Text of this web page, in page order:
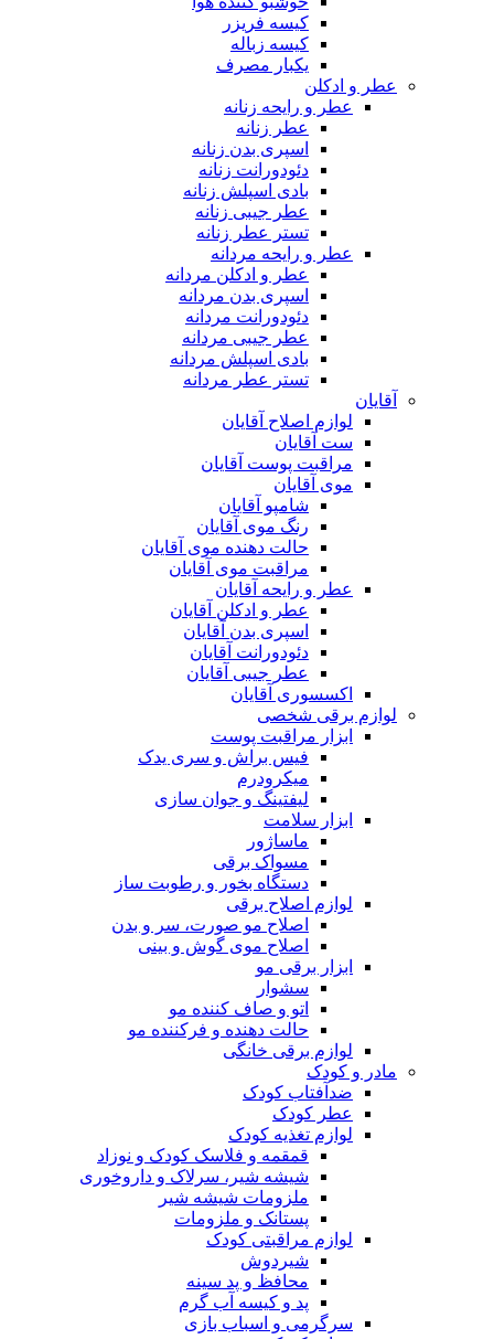
کیسه فریزر
کیسه زباله
یکبار مصرف
عطر و ادکلن
عطر و رایحه زنانه
عطر زنانه
اسپری بدن زنانه
دئودورانت زنانه
بادی اسپلش زنانه
عطر جیبی زنانه
تستر عطر زنانه
عطر و رایحه مردانه
عطر و ادکلن مردانه
اسپری بدن مردانه
دئودورانت مردانه
عطر جیبی مردانه
بادی اسپلش مردانه
تستر عطر مردانه
آقایان
لوازم اصلاح آقایان
ست آقایان
مراقبت پوست آقایان
موی آقایان
شامپو آقایان
رنگ موی آقایان
حالت دهنده موی آقایان
مراقبت موی آقایان
عطر و رایحه آقایان
عطر و ادکلن آقایان
اسپری بدن آقایان
دئودورانت آقایان
عطر جیبی آقایان
اکسسوری آقایان
لوازم برقی شخصی
ابزار مراقبت پوست
فیس براش و سری یدک
میکرودرم
لیفتینگ و جوان سازی
ابزار سلامت
ماساژور
مسواک برقی
دستگاه بخور و رطوبت ساز
لوازم اصلاح برقی
اصلاح مو صورت، سر و بدن
اصلاح موی گوش و بینی
ابزار برقی مو
سشوار
اتو و صاف کننده مو
حالت دهنده و فرکننده مو
لوازم برقی خانگی
مادر و کودک
ضدآفتاب کودک
عطر کودک
لوازم تغذیه کودک
قمقمه و فلاسک کودک و نوزاد
شیشه شیر، سرلاک و داروخوری
ملزومات شیشه شیر
پستانک و ملزومات
لوازم مراقبتی کودک
شیردوش
محافظ و پد سینه
پد و کیسه آب گرم
سرگرمی و اسباب بازی